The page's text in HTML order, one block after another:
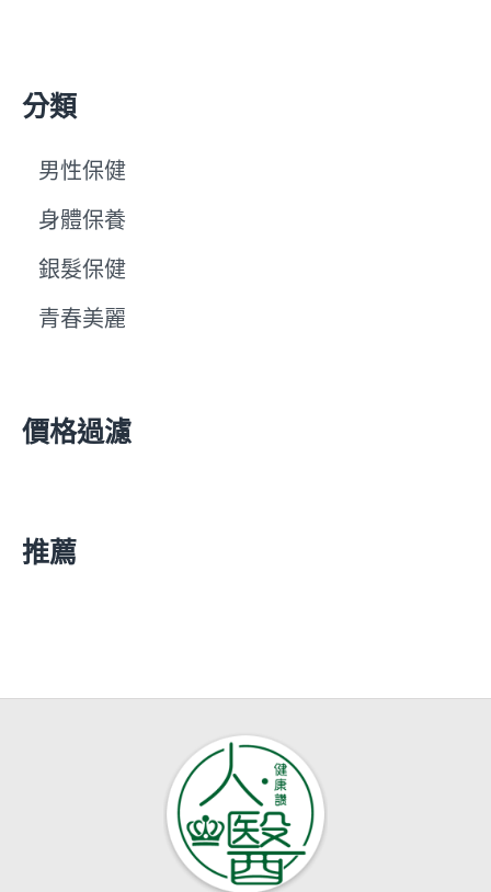
分類
男性保健
身體保養
銀髮保健
青春美麗
價格過濾
推薦